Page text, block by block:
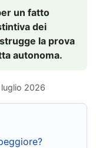
un fatto
dei
la prova
autonoma.
2026